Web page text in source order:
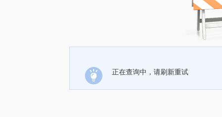
正在查询中，请刷新重试